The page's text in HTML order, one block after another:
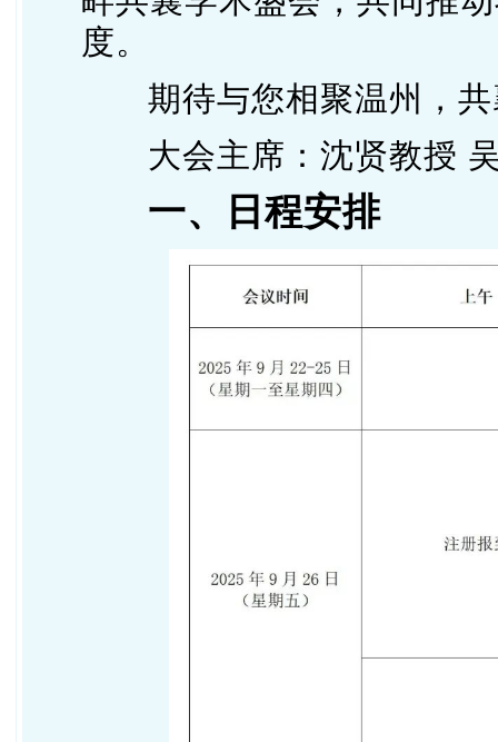
度。
期待与您相聚温州，
大会主席：沈贤教授
一、日程安排